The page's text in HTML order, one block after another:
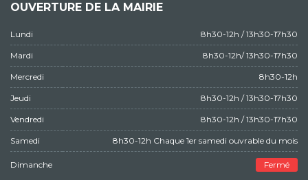
OUVERTURE DE LA MAIRIE
Lundi 8h30-12h / 13h30-17h30
Mardi 8h30-12h/ 13h30-17h30
Mercredi 8h30-12h
Jeudi 8h30-12h / 13h30-17h30
Vendredi 8h30-12h / 13h30-17h30
Samedi 8h30-12h Chaque 1er samedi ouvrable du mois
Dimanche Fermé